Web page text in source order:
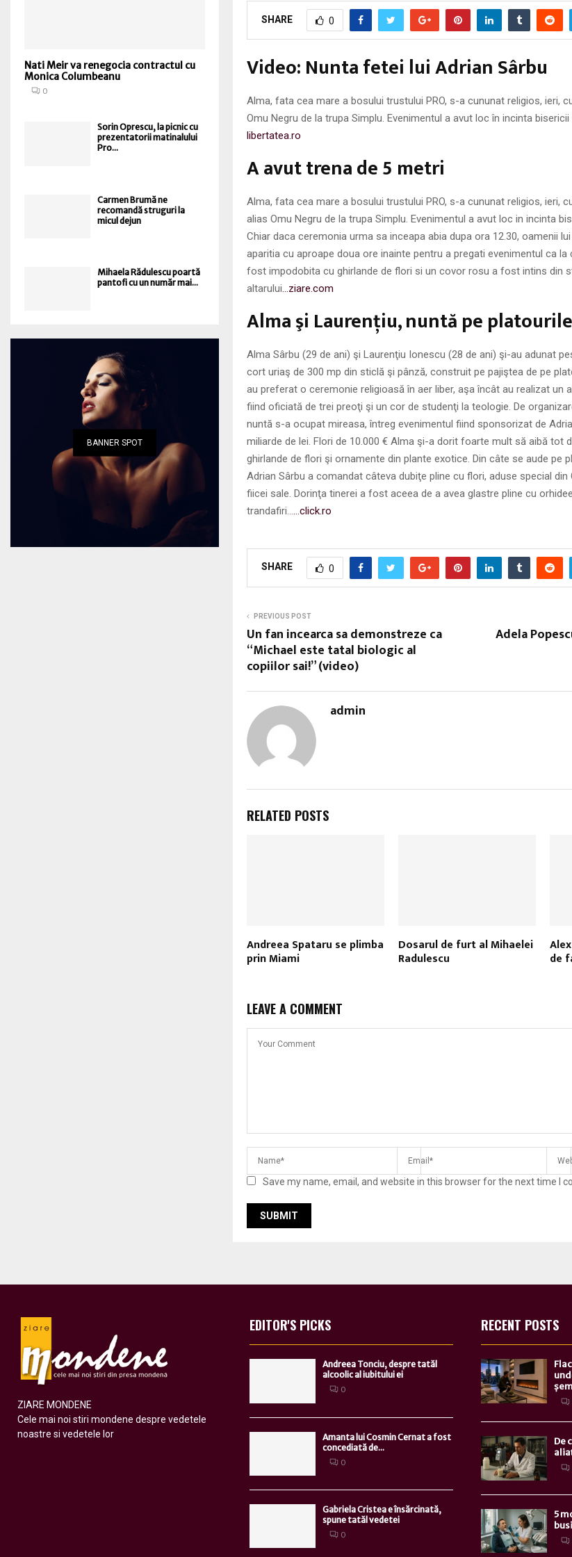
SHARE 0
Video: Nunta fetei lui Adrian Sârbu
Alma, fata cea mare a bosului trustului PRO, s-a cununat religios, ieri,
Omu Negru de la trupa Simplu. Evenimentul a avut loc în incinta bisericii
libertatea.ro
A avut trena de 5 metri
Alma, fata cea mare a bosului trustului PRO, s-a cununat religios, ieri,
alias Omu Negru de la trupa Simplu. Evenimentul a avut loc in incinta
Chiar daca ceremonia urma sa inceapa abia dupa ora 12.30, oamenii
aparitia cu aproape doua ore inainte pentru a pregati evenimentul ca
fost impodobita cu ghirlande de flori si un covor rosu a fost intins din
altarului …ziare.com
Alma şi Laurenţiu, nuntă pe
Alma Sârbu (29 de ani) şi Laurenţiu Ionescu (28 de ani) şi-au adunat
cort uriaş de 300 mp din sticlă şi pânză, construit pe pajiştea de pe
au preferat o ceremonie religioasă în aer liber, aşa încât au realizat un
fiind oficiată de trei preoţi şi un cor de studenţi la teologie. De
nuntă s-a ocupat mireasa, întreg evenimentul fiind sponsorizat de
miliarde de lei. Flori de 10.000 € Alma şi-a dorit foarte mult să aibă tot
ghirlande de flori şi ornamente din plante exotice. Din câte se aude pe
Adrian Sârbu a comandat câteva dubiţe pline cu flori, aduse special din
fiicei sale. Dorinţa tinerei a fost aceea de a avea glastre pline cu
trandafiri…
…click.ro
SHARE 0
PREVIOUS POST
Un fan incearca sa demonstreze ca
“Michael este tatal biologic al
copiilor sai!” (video)
Adela
admin
RELATED POSTS
Andreea Spataru se plimba
prin Miami
Dosarul de furt al Mihaelei
Radulescu de
LEAVE A COMMENT
Save my name, email, and website in this browser for the next time I
Nati Meir va renegocia contractul cu
Monica Columbeanu
0
Sorin Oprescu, la picnic cu
prezentatorii matinalului
Pro...
Carmen Brumă ne
recomandă struguri la
micul dejun
Mihaela Rădulescu poartă
pantofi cu un număr mai...
BANNER SPOT
ZIARE MONDENE
Cele mai noi stiri mondene despre vedetele
noastre si vedetele lor
EDITOR'S PICKS
Andreea Tonciu, despre tatăl
alcoolic al iubitului ei
0
Amanta lui Cosmin Cernat a fost
concediată de...
0
Gabriela Cristea e însărcinată,
spune tatăl vedetei
0
RECENT POSTS
De
5